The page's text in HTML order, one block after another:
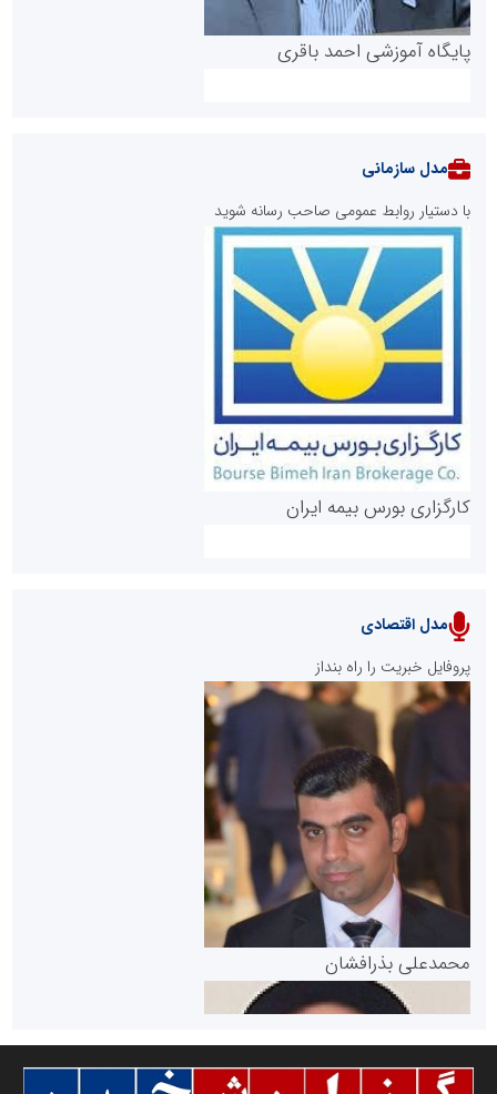
پایگاه آموزشی احمد باقری
روابط عمومی خبرگزاری گزارش خبر
پایگاه خبری نهضت ملی مسکن
پایگاه خبری گفتمان یزد
مدل سازمانی
با دستیار روابط عمومی صاحب رسانه شوید
کارگزاری بورس بیمه ایران
سازمان بورس و اوراق بهادار
مرجع اخبار موثق در بازارسرمایه
مدل اقتصادی
پروفایل خبریت را راه بنداز
محمدعلی بذرافشان